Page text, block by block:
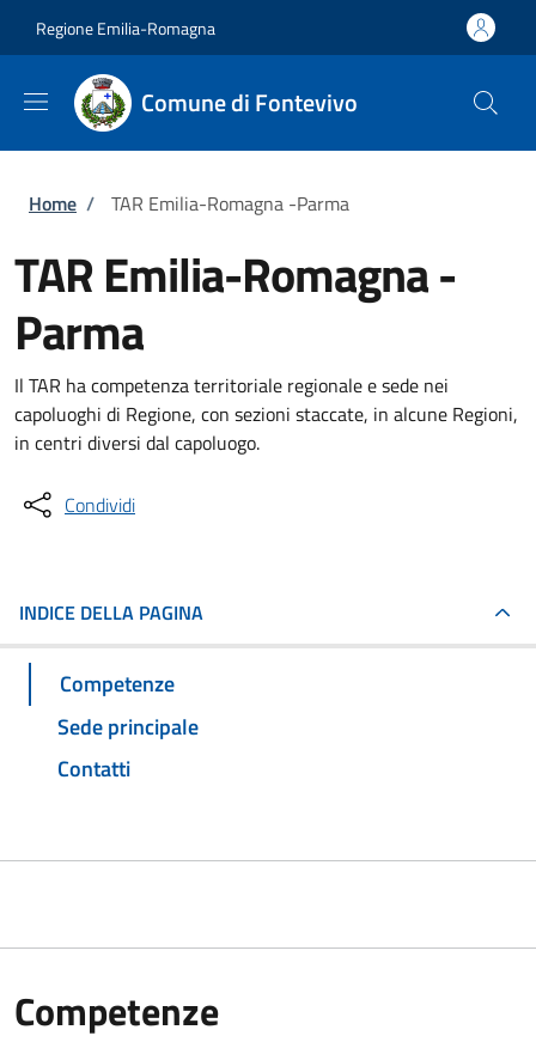
Regione Emilia-Romagna
Comune di Fontevivo
Briciole di pane
Home / TAR Emilia-Romagna -Parma
TAR Emilia-Romagna -
Parma
Il TAR ha competenza territoriale regionale e sede nei
capoluoghi di Regione, con sezioni staccate, in alcune Regioni,
in centri diversi dal capoluogo.
Condividi
INDICE DELLA PAGINA
Competenze
Sede principale
Contatti
Competenze